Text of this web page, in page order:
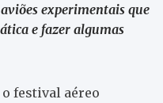
experimentais que
e fazer algumas
festival aéreo